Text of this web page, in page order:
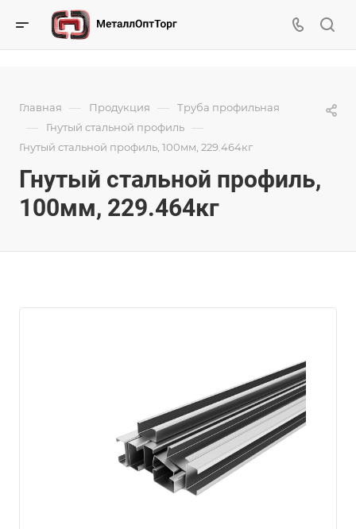
Главная — Продукция — Труба профильная
— Гнутый стальной профиль —
Гнутый стальной профиль, 100мм, 229.464кг
Гнутый стальной профиль,
100мм, 229.464кг